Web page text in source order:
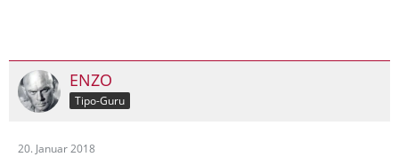
ENZO
Tipo-Guru
20. Januar 2018